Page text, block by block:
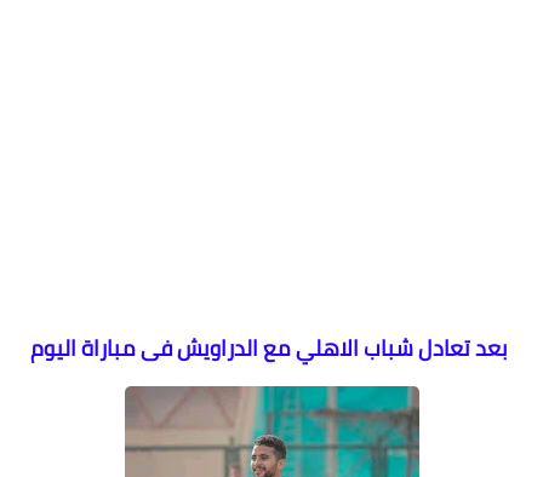
بعد تعادل شباب الاهلي مع الدراويش فى مباراة اليوم